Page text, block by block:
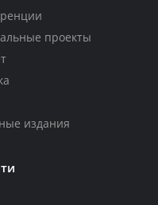
проекты
издания